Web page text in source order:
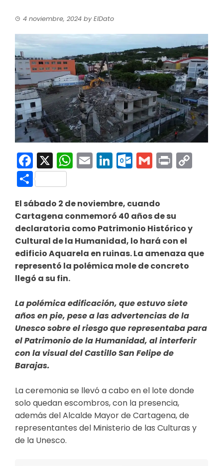
4 noviembre, 2024 byElDato
Facebook
X WhatsApp
EmailLinkedInGmail
Print
Compartir
El sábado 2 de noviembre, cuando
Cartagena conmemoró 40 años de su
declaratoria como Patrimonio Histórico y
Cultural de la Humanidad, lo hará con el
edificio Aquarela en ruinas. La amenaza que
representó la polémica mole de concreto
llegó a su fin.
La polémica edificación, que estuvo siete
años en pie, pese a las advertencias de la
Unesco sobre el riesgo que representaba para
el Patrimonio de la Humanidad, al interferir
con la visual del Castillo San Felipe de
Barajas.
La ceremonia se llevó a cabo en el lote donde
solo quedan escombros, con la presencia,
además del Alcalde Mayor de Cartagena, de
representantes del Ministerio de las Culturas y
de la Unesco.